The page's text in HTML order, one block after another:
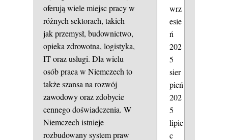
oferują wiele miejsc pracy w
różnych sektorach, takich
jak przemysł, budownictwo,
opieka zdrowotna, logistyka,
IT oraz usługi. Dla wielu
osób praca w Niemczech to
także szansa na rozwój
zawodowy oraz zdobycie
cennego doświadczenia. W
Niemczech istnieje
rozbudowany system praw
wrz
esie
ń
202
5
sier
pień
202
5
lipie
c